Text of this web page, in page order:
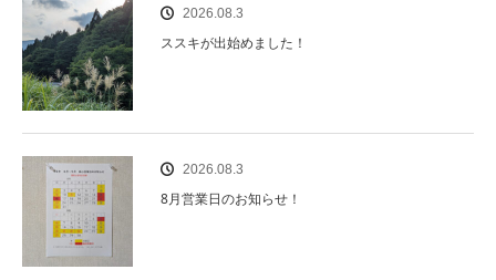
2026.08.3
ススキが出始めました！
2026.08.3
8月営業日のお知らせ！